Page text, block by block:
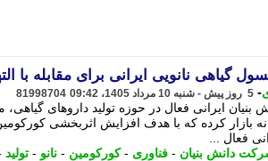
گیاهی نانویی ایرانی برای مقابله با
- 5 روز پیش - شنبه 10 مرداد 1405، 09:42 81998704
ایرانی فعال در حوزه تولید داروهای گیاهی،
بازار کرده که با هدف افزایش اثربخشی
فعال ...
دانش بنیان - فناوری -کورکومین - نانو - تولید